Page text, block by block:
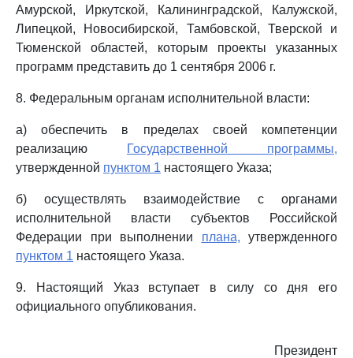
Амурской, Иркутской, Калининградской, Калужской,
Липецкой, Новосибирской, Тамбовской, Тверской и
Тюменской областей, которым проекты указанных
программ представить до 1 сентября 2006 г.
8. Федеральным органам исполнительной власти:
а) обеспечить в пределах своей компетенции
реализацию
Государственной программы,
утвержденной пунктом 1 настоящего Указа;
б) осуществлять взаимодействие с органами
исполнительной власти субъектов Российской
Федерации при выполнении плана, утвержденного
пунктом 1 настоящего Указа.
9. Настоящий Указ вступает в силу со дня его
официального опубликования.
Президент